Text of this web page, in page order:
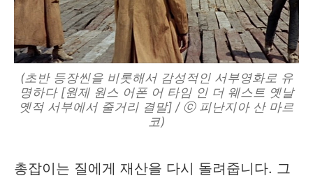
(초반 등장씬을 비롯해서 감성적인 서부영화로 유
명하다 [원제 원스 어폰 어 타임 인 더 웨스트 옛날
옛적 서부에서 줄거리 결말] / ⓒ 피난지아 산 마르
코)
총잡이는 질에게 재산을 다시 돌려줍니다. 그